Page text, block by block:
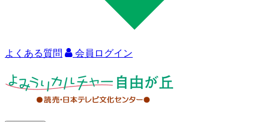
よくある質問 会員ログイン